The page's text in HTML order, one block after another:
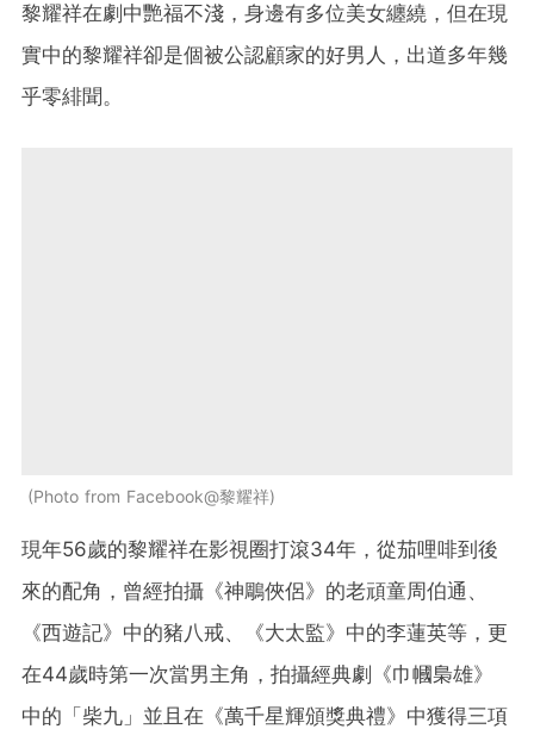
黎耀祥在劇中艷福不淺，身邊有多位美女纏繞，但在現
實中的黎耀祥卻是個被公認顧家的好男人，出道多年幾
乎零緋聞。
Photo from Facebook@黎耀祥
現年56歲的黎耀祥在影視圈打滾34年，從茄哩啡到後
來的配角，曾經拍攝《神鵰俠侶》的老頑童周伯通、
《西遊記》中的豬八戒、《大太監》中的李蓮英等，更
在44歲時第一次當男主角，拍攝經典劇《巾幗梟雄》
中的「柴九」並且在《萬千星輝頒獎典禮》中獲得三項